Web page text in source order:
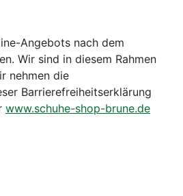
Angebots nach dem
Wir sind in diesem Rahmen
nehmen die
Barrierefreiheitserklärung
www.schuhe-shop-brune.de